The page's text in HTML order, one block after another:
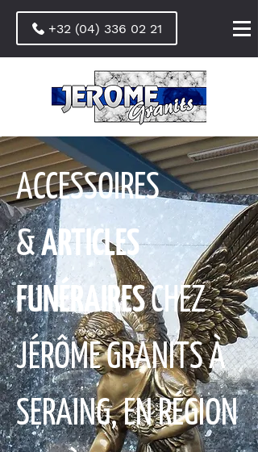
+32 (04) 336 02 21
ACCESSOIRES
&ARTICLES
FUNÉRAIRESCHEZ
JÉRÔME GRANITS À
SERAING, EN RÉGION